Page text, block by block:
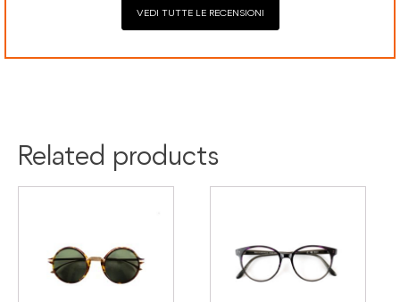
VEDI TUTTE LE RECENSIONI
Related products